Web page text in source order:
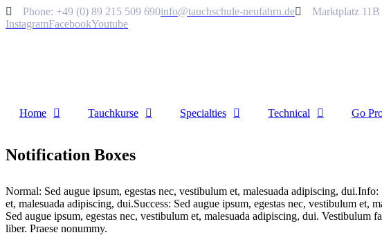
Phone: +49 (0) 89 215 509 690info@tauchschule-neufahrn.de
Marktplatz
InstagramFacebookYoutube
Home Tauchkurse Specialties Technical Go
Notification Boxes
Normal: Sed augue ipsum, egestas nec, vestibulum et, malesuada adipiscing,
et, malesuada adipiscing, dui.Success: Sed augue ipsum, egestas nec, vestibulum et,
Sed augue ipsum, egestas nec, vestibulum et, malesuada adipiscing, dui.
liber. Praese nonummy.